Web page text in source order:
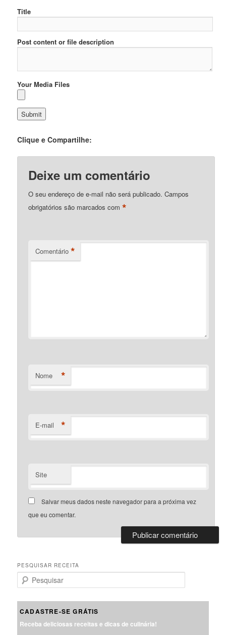
Title
Post content or file description
Your Media Files
Clique e Compartilhe:
Deixe um comentário
O seu endereço de e-mail não será publicado. Campos
obrigatórios são marcados com*
Comentário *
Nome *
E-mail *
Site
Salvar meus dados neste navegador para a próxima vez
que eu comentar.
PESQUISAR RECEITA
e
uCADASTRE-SE GRÁTIS
Receba deliciosas receitas e dicas de culinária!